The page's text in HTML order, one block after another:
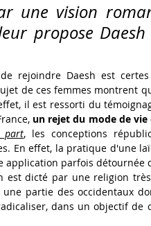
une vision
propose
rejoindre Daesh est
de ces femmes montrent
il est ressorti du
un rejet du mode de vie
part, les conceptions
En effet, la pratique d'une
parfois détournée
est dicté par une religion
partie des occidentaux
dans un objectif de